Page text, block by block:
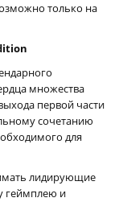
только на
множества
первой части
сочетанию
для
лидирующие
геймплею и